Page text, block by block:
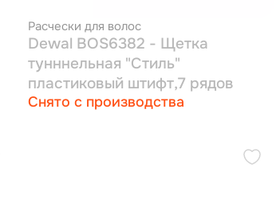
Расчески для волос
Dewal BOS6382 - Щетка
тунннельная "Стиль"
пластиковый штифт,7 рядов
Снято с производства